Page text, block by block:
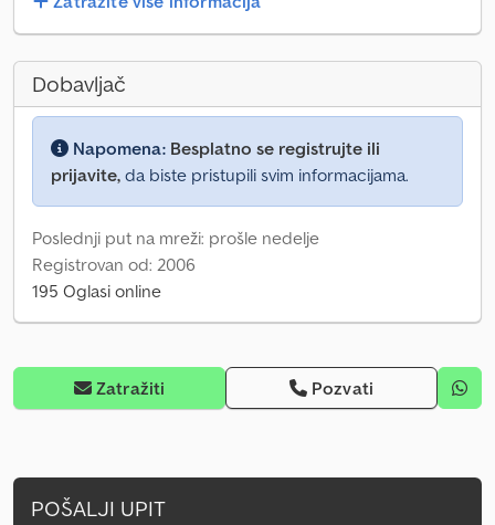
Dobavljač
Napomena: Besplatno se registrujte ili
prijavite, da biste pristupili svim informacijama.
Poslednji put na mreži: prošle nedelje
Registrovan od: 2006
195 Oglasi online
Zatražiti Pozvati
POŠALJI UPIT